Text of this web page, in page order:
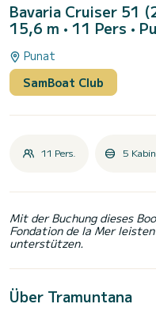
Bavaria Cruiser 51
15,6 m • 11 Pers •
Punat
SamBoat Club
11 Pers. 5
Mit der Buchung dieses
Fondation de la Mer
unterstützen.
Über Tramuntana